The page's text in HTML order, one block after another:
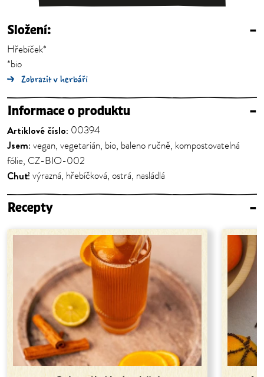
Složení: –
Hřebíček*
*bio
Zobrazit v herbáři
Informace o produktu –
Artiklové číslo: 00394
Jsem: vegan, vegetarián, bio, baleno ručně, kompostovatelná
fólie, CZ-BIO-002
Chuť: výrazná, hřebíčková, ostrá, nasládlá
Recepty –